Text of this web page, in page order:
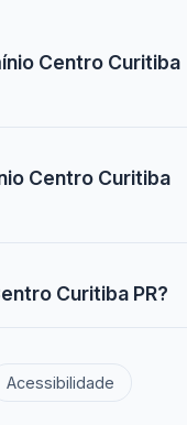
Centro Curitiba
Centro Curitiba
Curitiba PR?
Acessibilidade